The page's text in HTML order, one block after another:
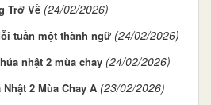
Trở Về (24/02/2026)
tuần một thành ngữ (24/02/2026)
nhật 2 mùa chay (24/02/2026)
2 Mùa Chay A (23/02/2026)